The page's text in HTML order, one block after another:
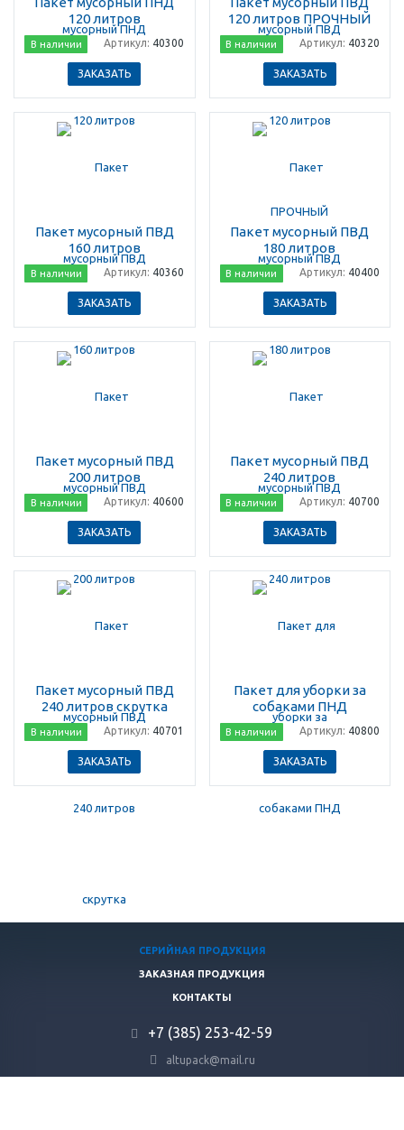
120 литров
В наличии Артикул: 40300
ЗАКАЗАТЬ
120 литров ПРОЧНЫЙ
В наличии Артикул: 40320
ЗАКАЗАТЬ
Пакет мусорный ПВД
160 литров
В наличии Артикул: 40360
ЗАКАЗАТЬ
Пакет мусорный ПВД
180 литров
В наличии Артикул: 40400
ЗАКАЗАТЬ
Пакет мусорный ПВД
200 литров
В наличии Артикул: 40600
ЗАКАЗАТЬ
Пакет мусорный ПВД
240 литров
В наличии Артикул: 40700
ЗАКАЗАТЬ
Пакет мусорный ПВД
240 литров скрутка
В наличии Артикул: 40701
ЗАКАЗАТЬ
Пакет для уборки за
собаками ПНД
В наличии Артикул: 40800
ЗАКАЗАТЬ
СЕРИЙНАЯ ПРОДУКЦИЯ
ЗАКАЗНАЯ ПРОДУКЦИЯ
КОНТАКТЫ
+7 (385) 253-42-59
altupack@mail.ru